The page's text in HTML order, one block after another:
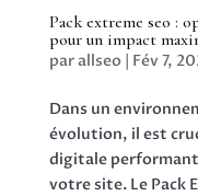
Pack extreme seo :
pour un impact
parallseo| Fév 7,
Dans un
évolution, il est
digitale
votre site. Le Pack